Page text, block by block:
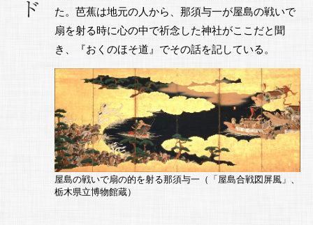
た。芭蕉は地元の人から、那須与一が屋島の戦いで
扇を射る時に心の中で祈念した神社がここだと聞
き、『おくのほそ道』でその話を記している。
屋島の戦いで扇の的を射る那須与一（「屋島合戦図屏風」、
栃木県立博物館蔵）